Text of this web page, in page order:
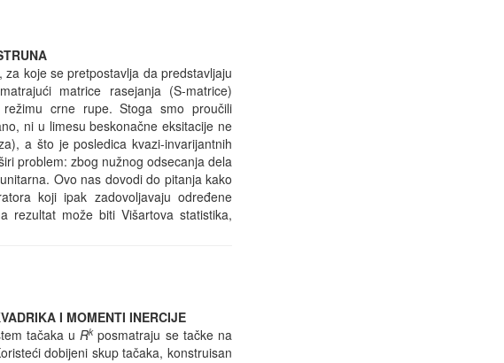
koje se pretpostavlja da predstavljaju
matrice rasejanja (S-matrice)
crne rupe. Stoga smo proučili
ni u limesu beskonačne eksitacije ne
a što je posledica kvazi-invarijantnih
problem: zbog nužnog odsecanja dela
Ovo nas dovodi do pitanja kako
koji ipak zadovoljavaju određene
rezultat može biti Višartova statistika,
I MOMENTI INERCIJE
tačaka uRkposmatraju se tačke na
dobijeni skup tačaka, konstruisan